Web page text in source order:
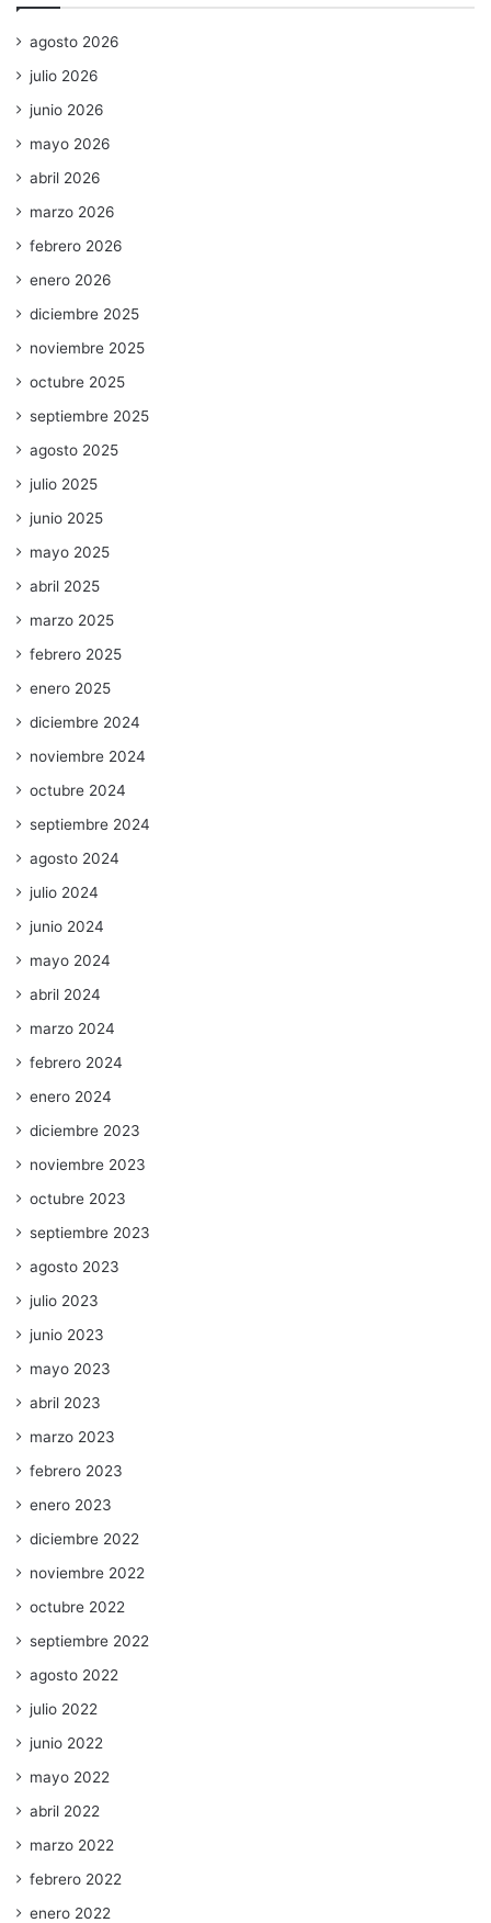
agosto 2026
julio 2026
junio 2026
mayo 2026
abril 2026
marzo 2026
febrero 2026
enero 2026
diciembre 2025
noviembre 2025
octubre 2025
septiembre 2025
agosto 2025
julio 2025
junio 2025
mayo 2025
abril 2025
marzo 2025
febrero 2025
enero 2025
diciembre 2024
noviembre 2024
octubre 2024
septiembre 2024
agosto 2024
julio 2024
junio 2024
mayo 2024
abril 2024
marzo 2024
febrero 2024
enero 2024
diciembre 2023
noviembre 2023
octubre 2023
septiembre 2023
agosto 2023
julio 2023
junio 2023
mayo 2023
abril 2023
marzo 2023
febrero 2023
enero 2023
diciembre 2022
noviembre 2022
octubre 2022
septiembre 2022
agosto 2022
julio 2022
junio 2022
mayo 2022
abril 2022
marzo 2022
febrero 2022
enero 2022